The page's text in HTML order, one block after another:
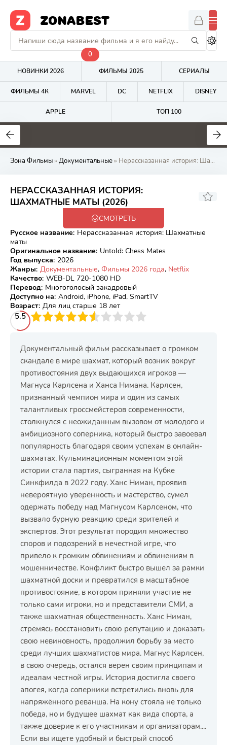
ZONABEST
НОВИНКИ 2026
0
ФИЛЬМЫ 2025 СЕРИАЛЫ
ФИЛЬМЫ 4К MARVEL DC NETFLIX DISNEY
APPLE ТОП 100
7.5
Зона Фильмы» Документальные» Нерассказанная история: Шахматные маты (2026) онлайн на Zona Фильмов
НЕРАССКАЗАННАЯ ИСТОРИЯ:
ШАХМАТНЫЕ МАТЫ (2026)
СМОТРЕТЬ
Русское название: Нерассказанная история: Шахматные
маты
Оригинальное название: Untold: Chess Mates
Год выпуска: 2026
Жанры: Документальные, Фильмы 2026 года, Netflix
Качество: WEB-DL 720-1080 HD
Перевод: Многоголосый закадровый
Доступно на: Android, iPhone, iPad, SmartTV
Возраст: Для лиц старше 18 лет
5.5
4 5 6 7 8 9 10
Документальный фильм рассказывает о громком
скандале в мире шахмат, который возник вокруг
противостояния двух выдающихся игроков —
Магнуса Карлсена и Ханса Нимана. Карлсен,
признанный чемпион мира и один из самых
талантливых гроссмейстеров современности,
столкнулся с неожиданным вызовом от молодого и
амбициозного соперника, который быстро завоевал
популярность благодаря своим успехам в онлайн-
шахматах. Кульминационным моментом этой
истории стала партия, сыгранная на Кубке
Синкфилда в 2022 году. Ханс Ниман, проявив
невероятную уверенность и мастерство, сумел
одержать победу над Магнусом Карлсеном, что
вызвало бурную реакцию среди зрителей и
экспертов. Этот результат породил множество
споров и подозрений в нечестной игре, что
привело к громким обвинениям и обвинениям в
мошенничестве. Конфликт быстро вышел за рамки
шахматной доски и превратился в масштабное
противостояние, в котором приняли участие не
только сами игроки, но и представители СМИ, а
также шахматная общественность. Ханс Ниман,
стремясь восстановить свою репутацию и доказать
свою невиновность, продолжил борьбу за место
среди лучших шахматистов мира. Магнус Карлсен,
в свою очередь, остался верен своим принципам и
идеалам честной игры. История достигла своего
апогея, когда соперники встретились вновь для
напряжённого реванша. На кону стояла не только
победа, но и будущее шахмат как вида спорта, а
также доверие к его участникам и организаторам....
Если вы ищете удобный и быстрый способ